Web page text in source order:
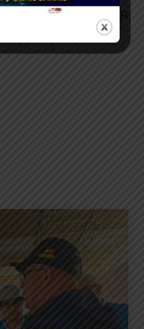
PODER POPULAR